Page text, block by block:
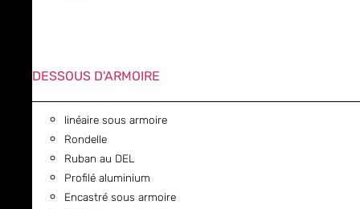
DESSOUS D'ARMOIRE
linéaire sous armoire
Rondelle
Ruban au DEL
Profilé aluminium
Encastré sous armoire